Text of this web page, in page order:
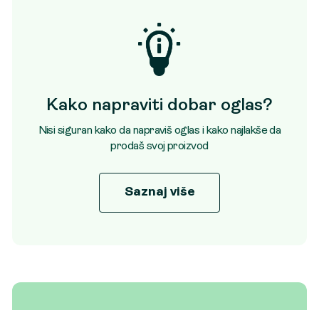
Kako napraviti dobar oglas?
Nisi siguran kako da napraviš oglas i kako najlakše da
prodaš svoj proizvod
Saznaj više